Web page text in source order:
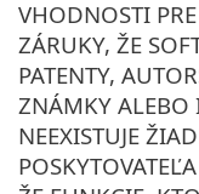
VHODNOSTI
ZÁRUKY, ŽE
PATENTY,
ZNÁMKY ALEBO
NEEXISTUJE